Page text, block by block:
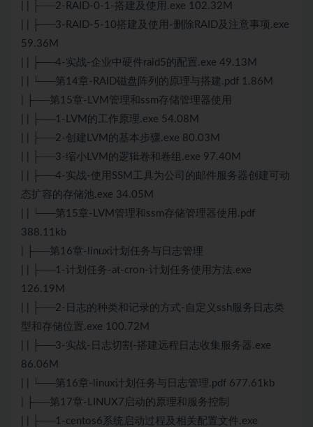
| | ├──2-RAID-0-1-搭建及使用.exe 102.32M
| | ├──3-RAID-5-10搭建及使用-删除RAID及注意事项.exe
59.36M
| | ├──4-实战-企业中硬件raid5的配置.exe 49.13M
| | └──第14章-RAID磁盘阵列的原理与搭建.pdf 1.86M
| ├──第15章-LVM管理和ssm存储管理器使用
| | ├──1-LVM的工作原理.exe 54.08M
| | ├──2-创建LVM的基本步骤.exe 80.03M
| | ├──3-缩小LVM的逻辑卷和卷组.exe 97.40M
| | ├──4-实战-使用SSM工具为公司的邮件服务器创建可动
态扩容的存储池.exe 34.05M
| | └──第15章-LVM管理和ssm存储管理器使用.pdf
388.11kb
| ├──第16章-linux计划任务与日志管理
| | ├──1-计划任务-at-cron-计划任务使用方法.exe
126.19M
| | ├──2-日志的种类和记录的方式-自定义ssh服务日志类
型和存储位置.exe 100.72M
| | ├──3-实战-日志切割-搭建远程日志收集服务器.exe
86.06M
| | └──第16章-linux计划任务与日志管理.pdf 677.61kb
| ├──第17章-LINUX7启动的原理和服务控制
| | ├──1-centos6系统启动过程及相关配置文件.exe